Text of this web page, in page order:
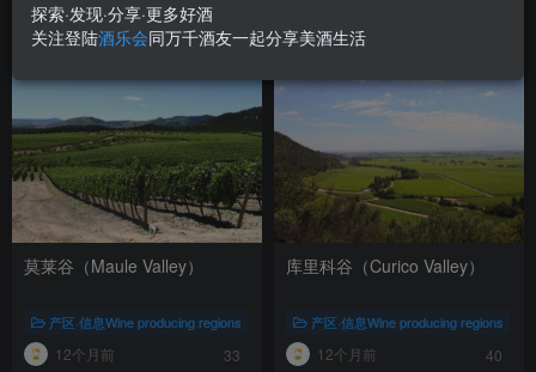
4个月前 70 12个月前
莫莱谷（Maule Valley）
产区·信息Wine producing regions
12个月前 33
库里科谷（Curico Valley）
产区·信息Wine producing regions
12个月前 40
探索·发现·分享·更多好酒
关注登陆酒乐会同万千酒友一起分享美酒生活